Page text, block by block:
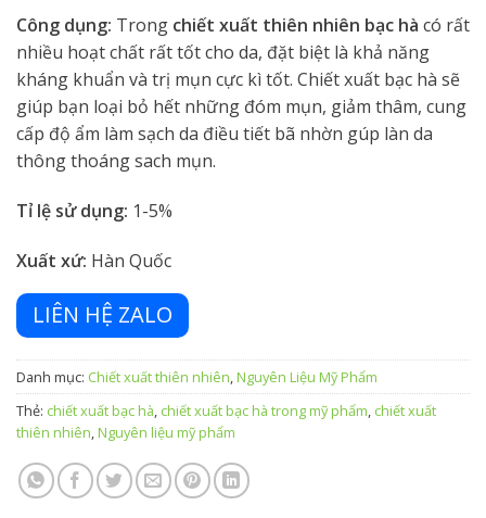
Công dụng: Trong chiết xuất thiên nhiên bạc hà có rất
nhiều hoạt chất rất tốt cho da, đặt biệt là khả năng
kháng khuẩn và trị mụn cực kì tốt. Chiết xuất bạc hà sẽ
giúp bạn loại bỏ hết những đóm mụn, giảm thâm, cung
cấp độ ẩm làm sạch da điều tiết bã nhờn gúp làn da
thông thoáng sach mụn.
Tỉ lệ sử dụng: 1-5%
Xuất xứ: Hàn Quốc
LIÊN HỆ ZALO
Danh mục: Chiết xuất thiên nhiên,Nguyên Liệu Mỹ Phẩm
Thẻ: chiết xuất bạc hà, chiết xuất bạc hà trong mỹ phẩm, chiết xuất
thiên nhiên,Nguyên liệu mỹ phẩm